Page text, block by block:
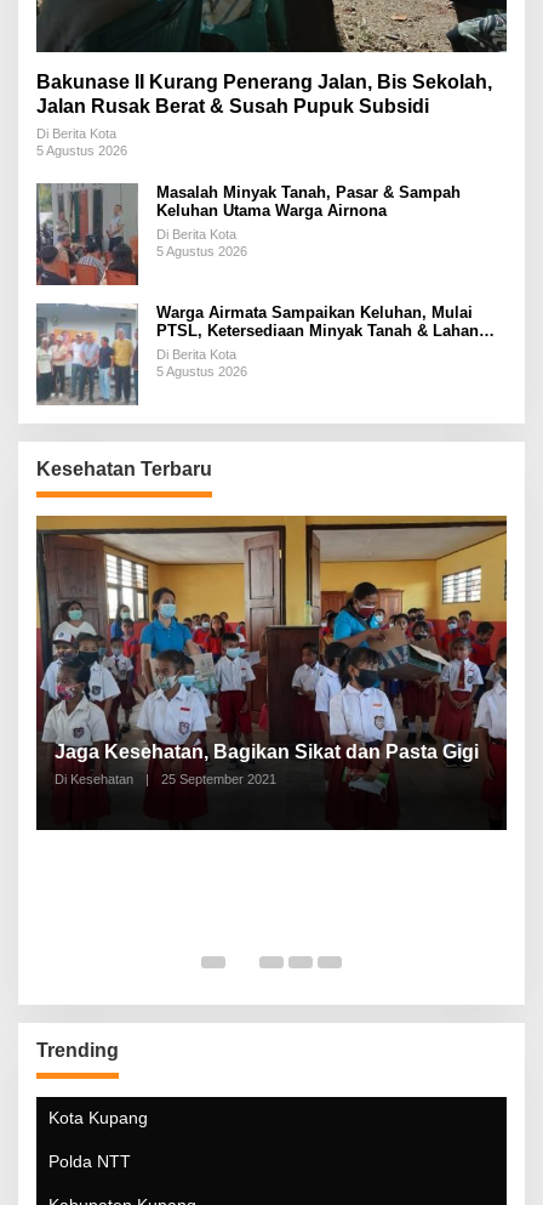
Bakunase II Kurang Penerang Jalan, Bis Sekolah,
Jalan Rusak Berat & Susah Pupuk Subsidi
Di Berita Kota
5 Agustus 2026
Masalah Minyak Tanah, Pasar & Sampah
Keluhan Utama Warga Airnona
Di Berita Kota
5 Agustus 2026
Warga Airmata Sampaikan Keluhan, Mulai
PTSL, Ketersediaan Minyak Tanah & Lahan
Pemakaman
Di Berita Kota
5 Agustus 2026
Kesehatan Terbaru
Jaga Kesehatan, Bagikan Sikat dan Pasta Gigi
Di Kesehatan | 25 September 2021
Trending
Kota Kupang
Polda NTT